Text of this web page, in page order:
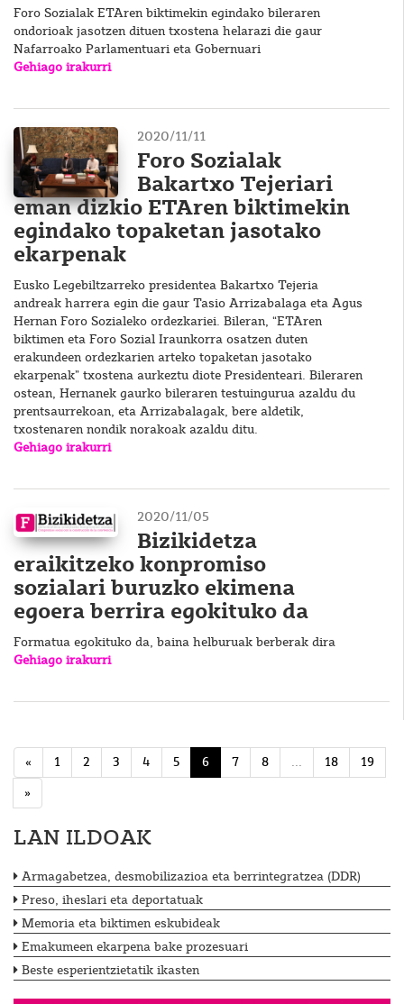
Foro Sozialak ETAren biktimekin egindako bileraren
ondorioak jasotzen dituen txostena helarazi die gaur
Nafarroako Parlamentuari eta Gobernuari
Gehiago irakurri
2020/11/11
Foro Sozialak
Bakartxo Tejeriari
eman dizkio ETAren biktimekin
egindako topaketan jasotako
ekarpenak
Eusko Legebiltzarreko presidentea Bakartxo Tejeria
andreak harrera egin die gaur Tasio Arrizabalaga eta Agus
Hernan Foro Sozialeko ordezkariei. Bileran, “ETAren
biktimen eta Foro Sozial Iraunkorra osatzen duten
erakundeen ordezkarien arteko topaketan jasotako
ekarpenak” txostena aurkeztu diote Presidenteari. Bileraren
ostean, Hernanek gaurko bileraren testuingurua azaldu du
prentsaurrekoan, eta Arrizabalagak, bere aldetik,
txostenaren nondik norakoak azaldu ditu.
Gehiago irakurri
2020/11/05
Bizikidetza
eraikitzeko konpromiso
sozialari buruzko ekimena
egoera berrira egokituko da
Formatua egokituko da, baina helburuak berberak dira
Gehiago irakurri
« 1 2 3 4 5 6 7 8 ... 18
19
»
LAN ILDOAK
Armagabetzea, desmobilizazioa eta berrintegratzea (DDR)
Preso, iheslari eta deportatuak
Memoria eta biktimen eskubideak
Emakumeen ekarpena bake prozesuari
Beste esperientzietatik ikasten